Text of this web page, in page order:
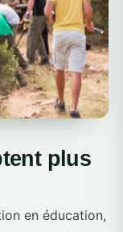
plus
en éducation,